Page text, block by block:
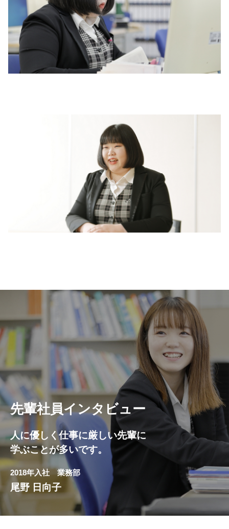
先輩社員インタビュー
人に優しく仕事に厳しい先輩に
学ぶことが多いです。
2018年入社 業務部
尾野 日向子